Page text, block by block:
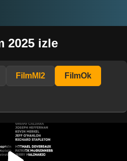
2025 izle
FilmMl2 FilmOk